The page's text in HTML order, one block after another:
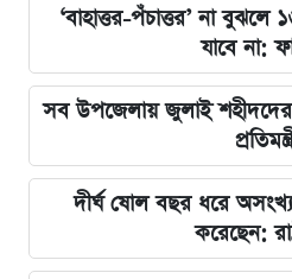
‘বাহাত্তর-পঁচাত্তর’ না
যাবে না:
সব উপজেলায় জুলাই শহীদদের
দীর্ঘ ষোল বছর ধরে অসংখ্য
করেছেন: